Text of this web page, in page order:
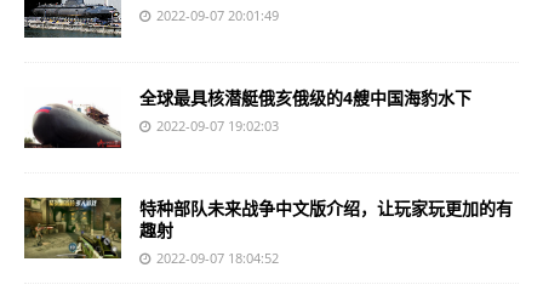
2022-09-07 20:01:49
全球最具核潜艇俄亥俄级的4艘中国海豹水下
2022-09-07 19:02:03
特种部队未来战争中文版介绍，让玩家玩更加的有
趣射
2022-09-07 18:04:52